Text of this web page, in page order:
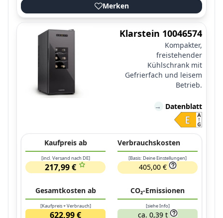
Merken
Klarstein 10046574
Kompakter,
freistehender
Kühlschrank mit
Gefrierfach und leisem
Betrieb.
→ Datenblatt
Kaufpreis ab
[incl. Versand nach DE]
217,99 €
Verbrauchskosten
[Basis: Deine Einstellungen]
405,00 €
Gesamtkosten ab
[Kaufpreis + Verbrauch]
622,99 €
CO₂-Emissionen
[siehe Info]
ca. 0,39 t